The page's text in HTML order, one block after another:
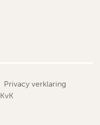
Privacy verklaring
KvK